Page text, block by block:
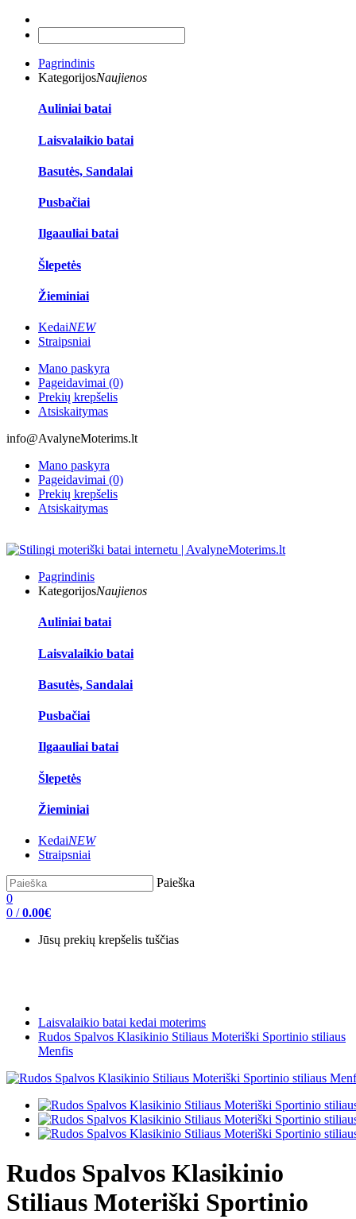
Pagrindinis
KategorijosNaujienos
Auliniai batai
Laisvalaikio batai
Basutės, Sandalai
Pusbačiai
Ilgaauliai batai
Šlepetės
Žieminiai
KedaiNEW
Straipsniai
Mano paskyra
Pageidavimai (0)
Prekių krepšelis
Atsiskaitymas
info@AvalyneMoterims.lt
Mano paskyra
Pageidavimai (0)
Prekių krepšelis
Atsiskaitymas
Pagrindinis
KategorijosNaujienos
Auliniai batai
Laisvalaikio batai
Basutės, Sandalai
Pusbačiai
Ilgaauliai batai
Šlepetės
Žieminiai
KedaiNEW
Straipsniai
Paieška
0
0 / 0.00€
Jūsų prekių krepšelis tuščias
Laisvalaikio batai kedai moterims
Rudos Spalvos Klasikinio Stiliaus Moteriški Sportinio stiliaus
Menfis
Rudos Spalvos Klasikinio
Stiliaus Moteriški Sportinio